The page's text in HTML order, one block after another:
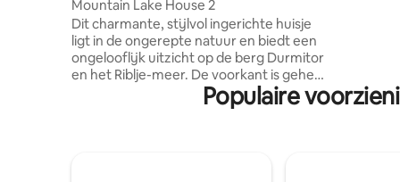
Mountain Lake House 2
Dit charmante, stijlvol ingerichte huisje
ligt in de ongerepte natuur en biedt een
ongelooflijk uitzicht op de berg Durmitor
en het Riblje-meer. De voorkant is geheel
van glas, wat een onvergetelijke
panoramische ervaring biedt. Prachtige
in je
Populaire